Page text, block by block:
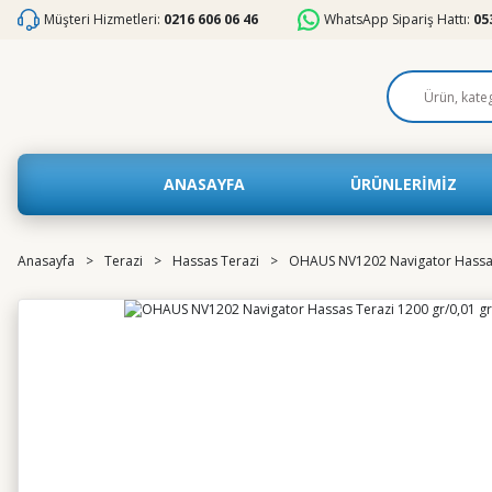
Müşteri Hizmetleri: 0216 606 06 46 WhatsApp Sipariş Hattı:
ANASAYFA ÜRÜNLERİMİZ
Anasayfa Terazi Hassas Terazi OHAUS NV1202 Navigator